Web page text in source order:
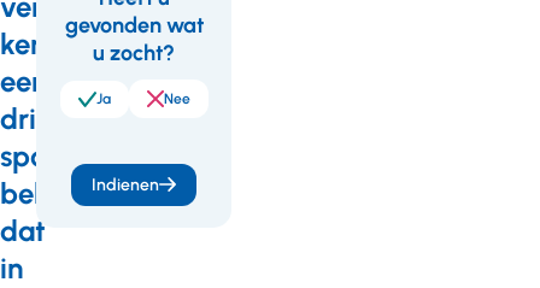
kent
een
drie-
sporen
beleid,
dat
in
Wil
meer
of
Feedback
gevonden wat
u zocht?
Ja Nee
Indienen